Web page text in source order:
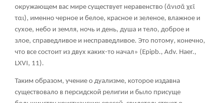
окружающем вас мире существует неравенство (ἄνισἄ χεῖ
ται), именно черное и белое, красное и зеленое, влажное и
сухое, небо и земля, ночь и день, душа и тело, доброе и
злое, справедливое и несправедливое. Это потому, конечно,
что все состоит из двух каких-то начал» (Epipb., Adv. Haer.,
LXVI, 11).
Таким образом, учение о дуализме, которое издавна
существовало в персидской религии и было присуще